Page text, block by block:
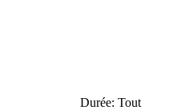
Durée: Tout